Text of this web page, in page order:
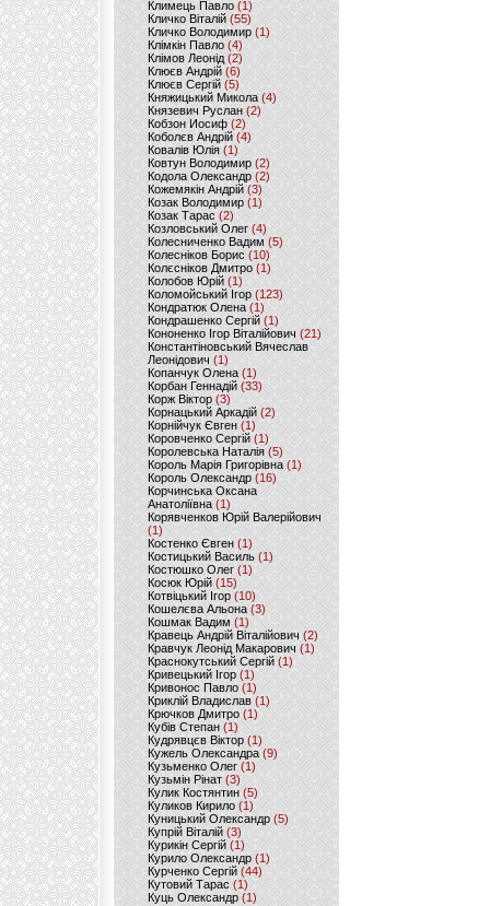
Климець Павло (1)
Кличко Віталій(55)
Кличко Володимир (1)
Клімкін Павло (4)
Клімов Леонід(2)
Клюєв Андрій(6)
Клюєв Сергій (5)
Княжицький Микола(4)
Князевич Руслан (2)
Кобзон Иосиф(2)
Коболєв Андрій (4)
Ковалів Юлія(1)
Ковтун Володимир (2)
Кодола Олександр (2)
Кожемякін Андрій (3)
Козак Володимир (1)
Козак Тарас (2)
Козловський Олег(4)
Колесниченко Вадим (5)
Колесніков Борис (10)
Колєсніков Дмитро (1)
Колобов Юрій (1)
Коломойський Ігор (123)
Кондратюк Олена(1)
Кондрашенко Сергій (1)
Кононенко Ігор Віталійович (21)
Константіновський Вячеслав
Леонідович (1)
Копанчук Олена (1)
Корбан Геннадій (33)
Корж Віктор (3)
Корнацький Аркадій (2)
Корнійчук Євген (1)
Коровченко Сергій (1)
Королевська Наталія(5)
Король Марія Григорівна (1)
Король Олександр (16)
Корчинська Оксана
Анатоліївна (1)
Корявченков Юрій Валерійович
(1)
Костенко Євген (1)
Костицький Василь (1)
Костюшко Олег (1)
Косюк Юрій (15)
Котвіцький Ігор (10)
Кошелєва Альона(3)
Кошмак Вадим (1)
Кравець Андрій Віталійович (2)
Кравчук Леонід Макарович (1)
Краснокутський Сергій (1)
Кривецький Ігор (1)
Кривонос Павло (1)
Криклій Владислав (1)
Крючков Дмитро(1)
Кубів Степан(1)
Кудрявцєв Віктор (1)
Кужель Олександра (9)
Кузьменко Олег (1)
Кузьмін Рінат(3)
Кулик Костянтин(5)
Куликов Кирило (1)
Куницький Олександр (5)
Купрій Віталій (3)
Курикін Сергій(1)
Курило Олександр (1)
Курченко Сергій (44)
Кутовий Тарас (1)
Куць Олександр (1)